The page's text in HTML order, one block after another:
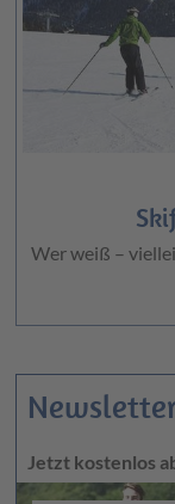
Wer weiß –
Jetzt kostenlos